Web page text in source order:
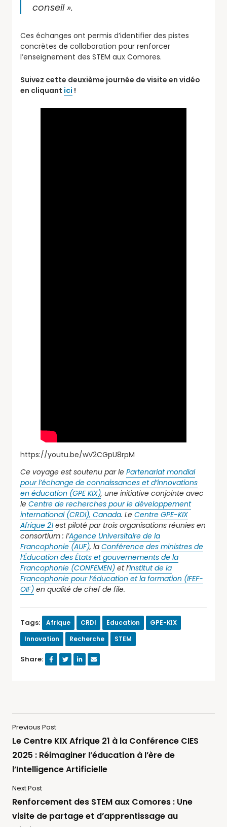
conseil ».
Ces échanges ont permis d’identifier des pistes
concrètes de collaboration pour renforcer
l’enseignement des STEM aux Comores.
Suivez cette deuxième journée de visite en vidéo
en cliquant ici !
https://youtu.be/wV2CGpU8rpM
Ce voyage est soutenu par le Partenariat mondial
pour l’échange de connaissances et d’innovations
en éducation (GPE KIX), une initiative conjointe avec
le Centre de recherches pour le développement
international (CRDI), Canada. Le Centre GPE-KIX
Afrique 21est piloté par trois organisations réunies en
consortium : l’Agence Universitaire de la
Francophonie (AUF), la Conférence des ministres de
l’Éducation des États et gouvernements de la
Francophonie (CONFEMEN) et l’Institut de la
Francophonie pour l’éducation et la formation (IFEF-
OIF) en qualité de chef de file.
Tags: Afrique CRDI Education
GPE-KIX
Innovation
Recherche STEM
Share:
Previous Post
Le Centre KIX Afrique 21 à la Conférence CIES
2025 : Réimaginer l’éducation à l’ère de
l’Intelligence Artificielle
Next Post
Renforcement des STEM aux Comores : Une
visite de partage et d’apprentissage au